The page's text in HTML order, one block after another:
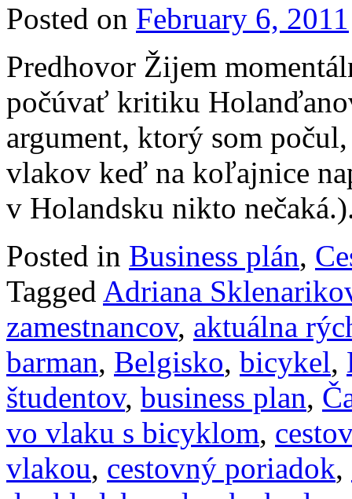
Posted on February 6, 2011
Predhovor Žijem
počúvať kritiku
argument, ktorý som
vlakov keď na koľajnice
v Holandsku nikto
Posted in Business plán,
Tagged Adriana
zamestnancov, aktuálna
barman, Belgisko, bicykel,
študentov, business plan,
vo vlaku s bicyklom,
vlakou, cestovný poriadok,